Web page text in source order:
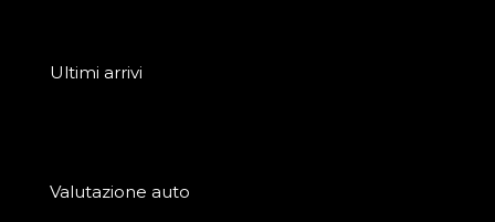
Ultimi arrivi
Valutazione auto